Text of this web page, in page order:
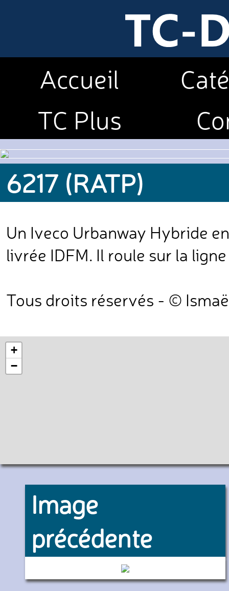
Accueil
TC Plus
6217 (RATP)
Un Iveco Urbanway Hybride
livrée IDFM. Il roule sur la
Tous droits réservés - ©
+
−
Image
précédente
8507 (RATP)